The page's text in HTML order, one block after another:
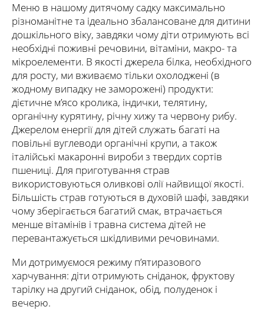
Меню в нашому дитячому садку максимально
різноманітне та ідеально збалансоване для дитини
дошкільного віку, завдяки чому діти отримують всі
необхідні поживні речовини, вітаміни, макро- та
мікроелементи. В якості джерела білка, необхідного
для росту, ми вживаємо тільки охолоджені (в
жодному випадку не заморожені) продукти:
дієтичне м’ясо кролика, індички, телятину,
органічну курятину, річну хижу та червону рибу.
Джерелом енергії для дітей служать багаті на
повільні вуглеводи органічні крупи, а також
італійські макаронні вироби з твердих сортів
пшениці. Для приготування страв
використовуються оливкові олії найвищої якості.
Більшість страв готуються в духовій шафі, завдяки
чому зберігається багатий смак, втрачається
менше вітамінів і травна система дітей не
перевантажується шкідливими речовинами.
Ми дотримуємося режиму п’ятиразового
харчування: діти отримують сніданок, фруктову
тарілку на другий сніданок, обід, полуденок і
вечерю.